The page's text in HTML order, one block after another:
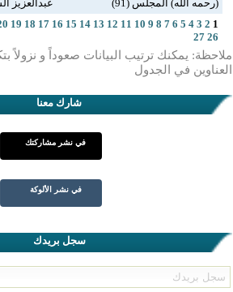
(رحمه الله) المجلس (91)
عبدالعزيز
1
2
3
4
5
6
7
8
9
10
11
12
13
14
15
16
17
18
19
26
27
ملاحظة: يمكنك ترتيب البيانات صعوداً و نزولاً
العناوين في الجدول
شارك معنا
في نشر مشاركتك
في نشر الألوكة
سجل بريدك